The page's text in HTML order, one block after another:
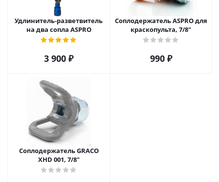
Удлинитель-разветвитель
на два сопла ASPRO
3 900 ₽
Соплодержатель ASPRO для
краскопульта, 7/8"
990₽
Соплодержатель GRACO
XHD 001, 7/8"